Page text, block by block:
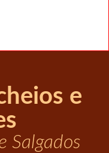
e
Salgados